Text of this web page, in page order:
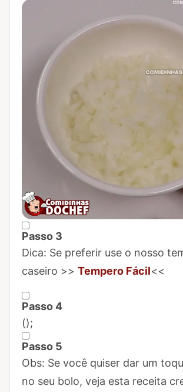
Passo 3
Marcar Passo 3 como concluído
Dica: Se preferir use o nosso
caseiro >> Tempero Fácil<<
Passo 4
Marcar Passo 4 como concluído
();
Passo 5
Marcar Passo 5 como concluído
Obs: Se você quiser dar um
no seu bolo, veja esta receita